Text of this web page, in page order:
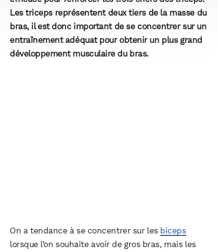
Les triceps représentent deux tiers de la masse du
bras, il est donc important de se concentrer sur un
entraînement adéquat pour obtenir un plus grand
développement musculaire du bras.
On a tendance à se concentrer sur les biceps
lorsque l’on souhaite avoir de gros bras, mais les